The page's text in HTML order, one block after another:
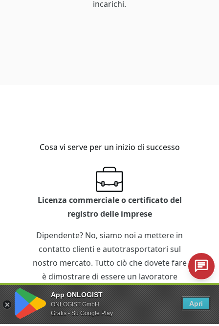
App ONLOGIST
ONLOGIST GmbH
Gratis - Su Google Play
Apri
incarichi.
Cosa vi serve per un inizio di successo
Licenza commerciale o certificato del
registro delle imprese
Dipendente? No, siamo noi a mettere in
contatto clienti e autotrasportatori sul
nostro mercato. Tutto ciò che dovete fare
è dimostrare di essere un lavoratore
autonomo.